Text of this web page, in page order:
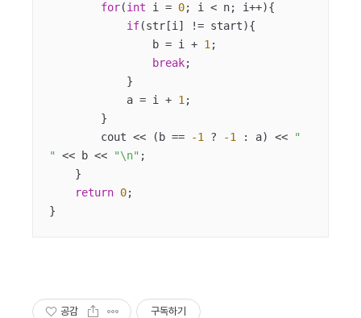
for(int i = 0; i < n; i++){
if(str[i] != start){
                b = i +
1 ;
break;
            a = i +
1 ;
        cout << (b ==
-1 ? -1 : a) <<
"
"
<< b << "\n" ;
return 0;
}
공감 구독하기